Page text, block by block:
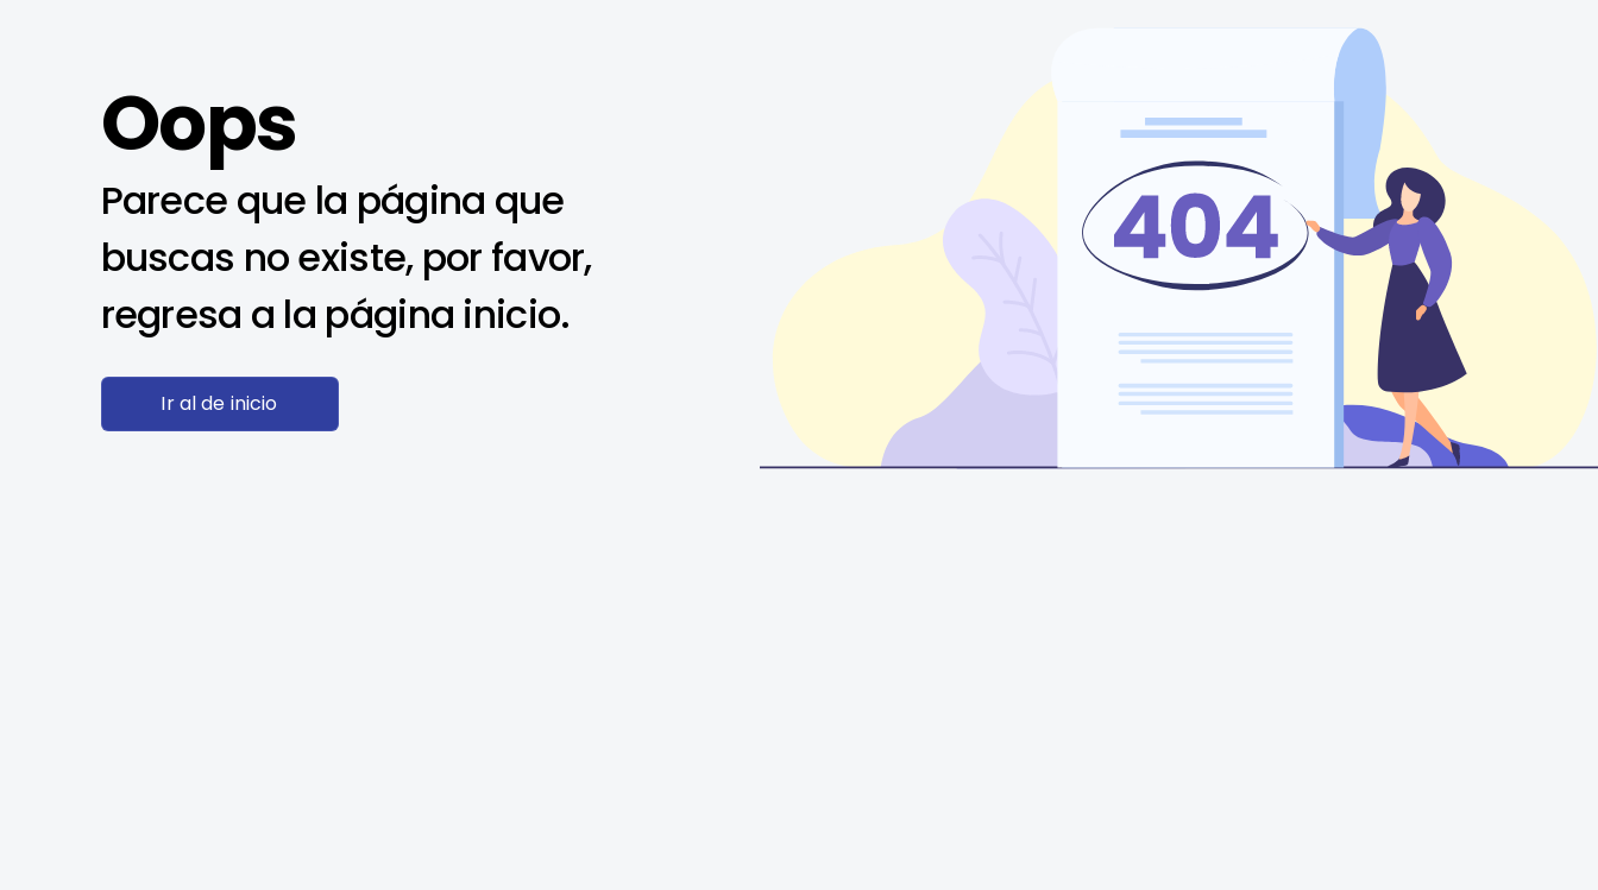
Oops
Parece que la página que
buscas no existe, por favor,
regresa a la página inicio.
Ir al de inicio